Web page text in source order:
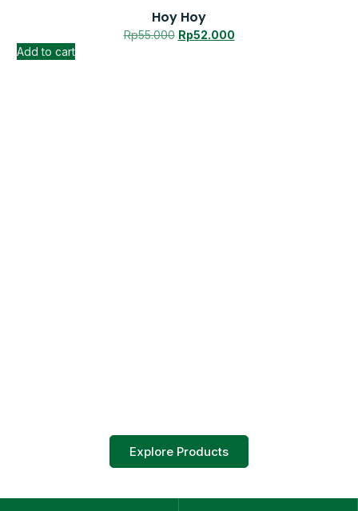
Hoy Hoy
Rp55.000 Rp52.000
Add to cart
Explore Products